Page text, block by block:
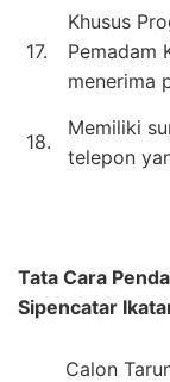
17.
Khusus
Pemadam
menerima
18.
Memiliki
telepon
Tata Cara
Sipencatar
Calon